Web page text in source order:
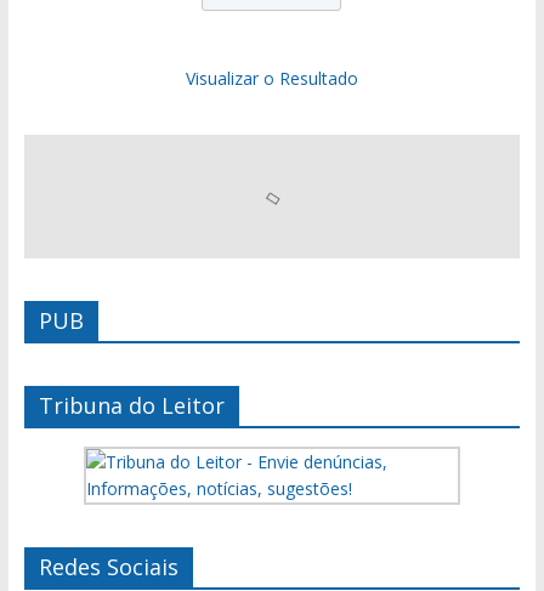
Visualizar o Resultado
PUB
Tribuna do Leitor
Redes Sociais